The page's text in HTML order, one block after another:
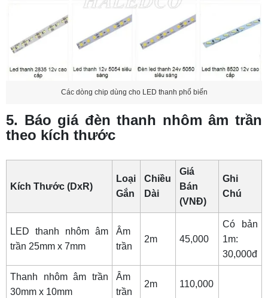
Các dòng chip dùng cho LED thanh phổ biến
5. Báo giá đèn thanh nhôm âm trần
theo kích thước
Kích Thước (DxR)
Loại
Gắn
Chiều
Dài
Giá
Bán
(VNĐ)
Ghi
Chú
LED thanh nhôm âm
trần 25mm x 7mm
Âm
trần
2m 45,000
Có bản
1m:
30,000đ
Thanh nhôm âm trần
30mm x 10mm
Âm
trần
2m 110,000